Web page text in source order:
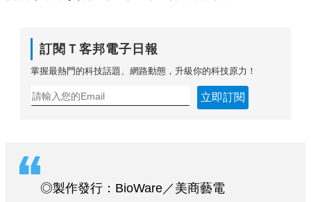
訂閱Ｔ客邦電子日報
掌握最熱門的科技話題、網路動態，升級你的科技原力！
立即訂閱
◎製作發行：BioWare／美商藝電